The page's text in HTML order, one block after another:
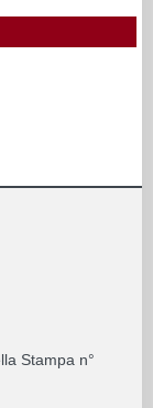
Stampa n°